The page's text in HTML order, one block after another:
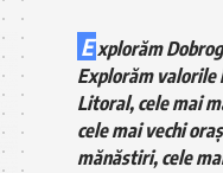
E xplorăm
Explorăm valorile
Litoral, cele mai
cele mai vechi
mănăstiri, cele